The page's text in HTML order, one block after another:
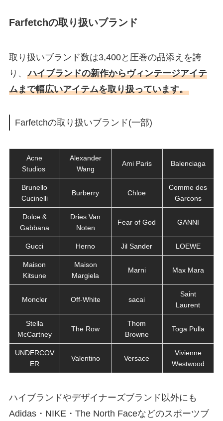
Farfetchの取り扱いブランド
取り扱いブランド数は3,400と圧巻の品添えを誇
り、 ハイブランドの新作からヴィンテージアイテ
ムまで幅広いアイテムを取り扱っています。
Farfetchの取り扱いブランド(一部)
Acne
Studios
Alexander
Wang
Ami Paris Balenciaga
Brunello
Cucinelli
Burberry Chloe
Comme des
Garcons
Dolce &
Gabbana
Dries Van
Noten
Fear of God GANNI
Gucci Herno Jil Sander LOEWE
Maison
Kitsune
Maison
Margiela
Marni Max Mara
Moncler Off-White sacai
Saint
Laurent
Stella
McCartney
The Row
Thom
Browne
Toga Pulla
UNDERCOV
ER
Valentino Versace
Vivienne
Westwood
ハイブランドやデザイナーズブランド以外にも
Adidas・NIKE・The North Faceなどのスポーツブ